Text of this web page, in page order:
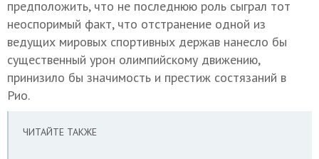
предположить, что не последнюю роль сыграл тот
неоспоримый факт, что отстранение одной из
ведущих мировых спортивных держав нанесло бы
существенный урон олимпийскому движению,
принизило бы значимость и престиж состязаний в
Рио.
ЧИТАЙТЕ ТАКЖЕ